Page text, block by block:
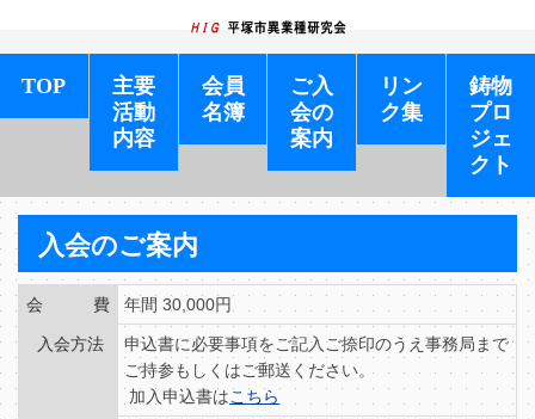
TOP
主要
活動
内容
会員
名簿
ご入
会の
案内
リン
ク集
鋳物
プロ
ジェ
クト
入会のご案内
会 費 年間 30,000円
入会方法
申込書に必要事項をご記入ご捺印のうえ事務局まで
ご持参もしくはご郵送ください。
加入申込書はこちら